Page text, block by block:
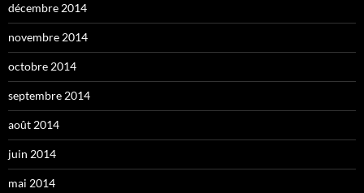
décembre 2014
novembre 2014
octobre 2014
septembre 2014
août 2014
juin 2014
mai 2014